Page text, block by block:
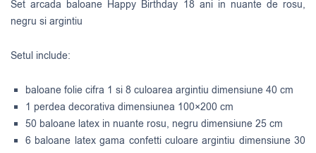
Set arcada baloane Happy Birthday 18 ani in nuante de rosu,
negru si argintiu
Setul include:
baloane folie cifra 1 si 8 culoarea argintiu dimensiune 40 cm
1 perdea decorativa dimensiunea 100×200 cm
50 baloane latex in nuante rosu, negru dimensiune 25 cm
6 baloane latex gama confetti culoare argintiu dimensiune 30